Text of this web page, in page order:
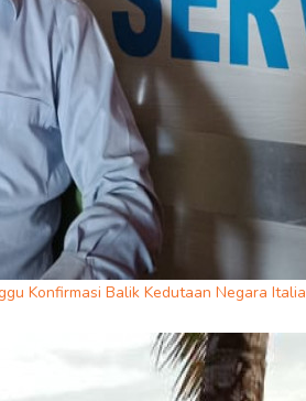
Konfirmasi Balik Kedutaan Negara Italia